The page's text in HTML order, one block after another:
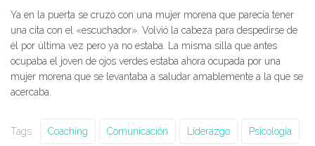
Ya en la puerta se cruzó con una mujer morena que parecía tener
una cita con el «escuchador». Volvió la cabeza para despedirse de
él por última vez pero ya no estaba. La misma silla que antes
ocupaba el joven de ojos verdes estaba ahora ocupada por una
mujer morena que se levantaba a saludar amablemente a la que se
acercaba.
Tags: Coaching Comunicación Liderazgo Psicología